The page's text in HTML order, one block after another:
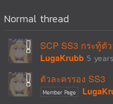
Normal thread
SCP SS3 กระทู้ตั
LugaKrubb 5
ตัวละครรอง SS3
Member Page